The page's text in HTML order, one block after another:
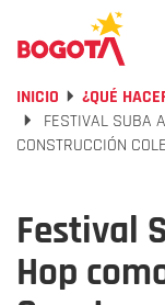
INICIO ¿QUÉ
FESTIVAL SUBA
CONSTRUCCIÓN
Festival
Hop